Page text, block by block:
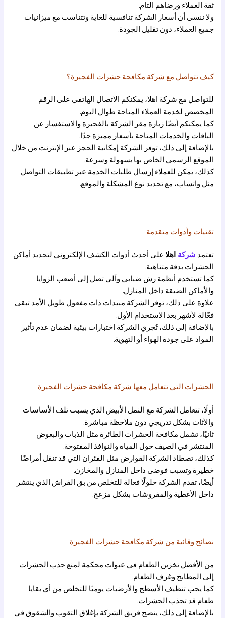
ثقة العملاء ورضاهم التام.
ولا ننسى أن أسعار الشركة تنافسية للغاية وتتناسب مع ميزانيات
جميع العملاء، دون تقليل الجودة.
كيف تتواصل مع شركة مكافحة حشرات الفجيرة؟
للتواصل مع شركة اهلا، يمكنكم الاتصال الهاتفي على الرقم
المخصص لخدمة العملاء المتاحة طوال اليوم.
كما يمكنكم أيضًا زيارة مقر الشركة بالفجيرة والاستفسار عن
الباقات والخدمات المتاحة بأسعار مميزة جدًا.
بالإضافة إلى ذلك، توفر الشركة إمكانية الحجز عبر الإنترنت من خلال
الموقع الرسمي الخاص بها بسهولة وسرعة.
كذلك، يمكن للعملاء إرسال طلبات الخدمة عبر تطبيقات التواصل
مثل واتساب، مع تحديد نوع المشكلة والموقع.
تقنيات وأدوات متقدمة
تعتمد شركة اهلا على أحدث أدوات الكشف الإلكتروني لتحديد أماكن
الحشرات بدقة متناهية.
كما تستخدم أنظمة رش ضبابي وآلي تصل إلى أصعب الزوايا
والأماكن الضيقة داخل المنازل.
علاوة على ذلك، توفر الشركة مبيدات ذات مفعول طويل الأمد تبقى
فعّالة لأشهر بعد الاستخدام الأول.
بالإضافة إلى ذلك، تُجري الشركة اختبارات بيئية لضمان عدم تأثير
المواد على جودة الهواء أو التهوية.
الحشرات التي تتعامل معها شركة مكافحة حشرات الفجيرة
أولًا، تتعامل الشركة مع النمل الأبيض الذي يسبب تلف الأساسات
والأثاث بشكل تدريجي دون ملاحظة مباشرة.
ثانيًا، تشمل مكافحة الحشرات الطائرة مثل الذباب والبعوض
المنتشر في الصيف حول المياه والنوافذ المفتوحة.
كذلك، تصطاد الشركة القوارض مثل الفئران التي قد تنقل أمراضًا
خطيرة وتسبب فوضى داخل المنازل والمخازن.
أيضًا، تقدم الشركة حلولًا فعالة للتخلص من بق الفراش الذي ينتشر
داخل الأغطية والمفروشات بشكل مزعج.
نصائح وقائية من شركة مكافحة حشرات الفجيرة
من الأفضل تخزين الطعام في عبوات محكمة لمنع جذب الحشرات
إلى المطابخ وغرف الطعام.
كما يجب تنظيف الأسطح والأرضيات يوميًا للتخلص من أي بقايا
طعام قد تجذب الحشرات.
بالإضافة إلى ذلك، ينصح فريق الشركة بإغلاق الثقوب والشقوق في